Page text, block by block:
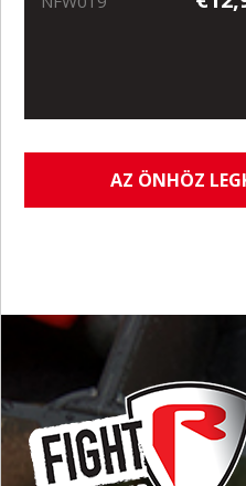
AZ ÖNHÖZ